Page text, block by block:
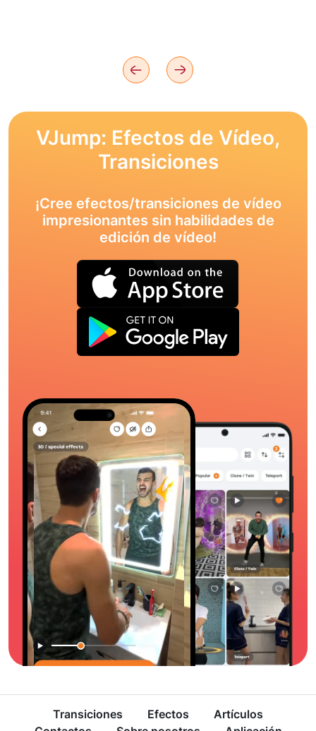
VJump: Efectos de Vídeo,
Transiciones
¡Cree efectos/transiciones de vídeo
impresionantes sin habilidades de
edición de vídeo!
Transiciones Efectos
Artículos